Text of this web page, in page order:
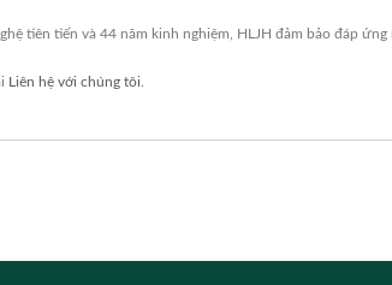
tiên tiến và 44 năm kinh nghiệm, HLJH đảm bảo đáp ứng
Liên hệ với chúng tôi